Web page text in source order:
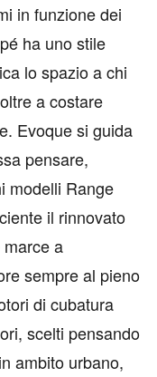
in funzione dei
ha uno stile
lo spazio a chi
a costare
Evoque si guida
pensare,
modelli Range
il rinnovato
a
sempre al pieno
di cubatura
scelti pensando
ambito urbano,